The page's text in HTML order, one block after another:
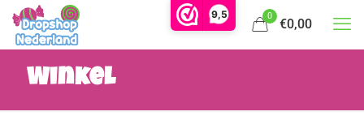
9,5 0
€0,00
Winkel